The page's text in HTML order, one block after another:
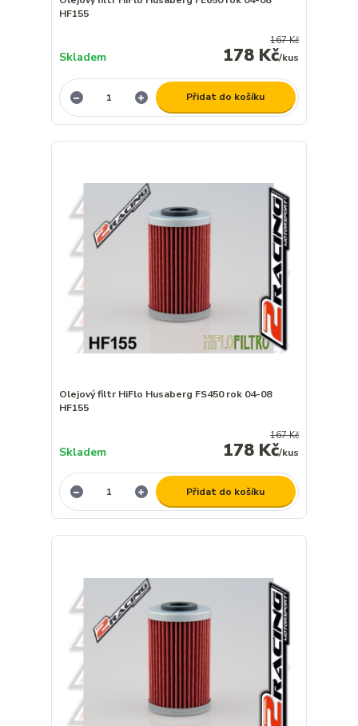
HF155
167 Kč
178 Kč/kus
Skladem
Přidat do košíku
Olejový filtr HiFlo Husaberg FS450 rok 04-08
HF155
167 Kč
178 Kč/kus
Skladem
Přidat do košíku